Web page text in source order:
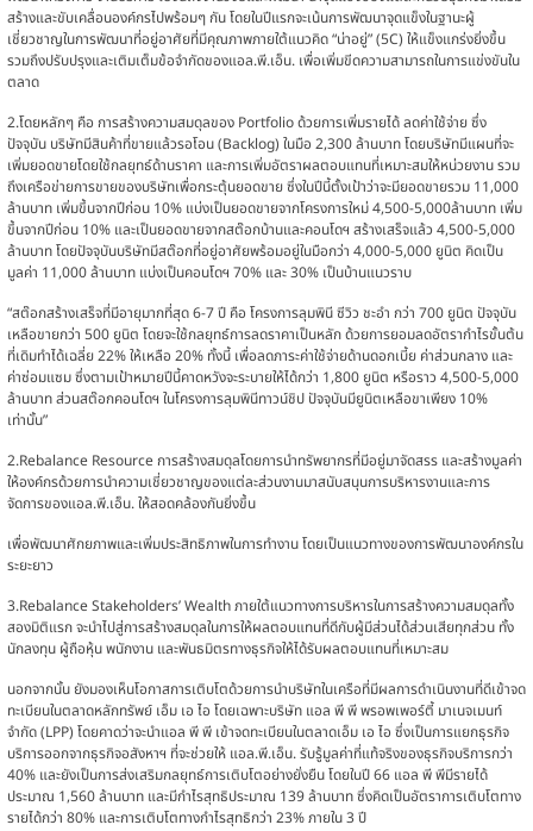
สร้างและขับเคลื่อนองค์กรไปพร้อมๆ กัน โดยในปีแรกจะเน้นการพัฒนาจุดแข็งในฐานะผู้
เชี่ยวชาญในการพัฒนาที่อยู่อาศัยที่มีคุณภาพภายใต้แนวคิด “น่าอยู่” (5C) ให้แข็งแกร่งยิ่งขึ้น
รวมถึงปรับปรุงและเติมเต็มข้อจำกัดของแอล.พี.เอ็น. เพื่อเพิ่มขีดความสามารถในการแข่งขันใน
ตลาด
2.โดยหลักๆ คือ การสร้างความสมดุลของ Portfolio ด้วยการเพิ่มรายได้ ลดค่าใช้จ่าย ซึ่ง
ปัจจุบัน บริษัทมีสินค้าที่ขายแล้วรอโอน (Backlog) ในมือ 2,300 ล้านบาท โดยบริษัทมีแผนที่จะ
เพิ่มยอดขายโดยใช้กลยุทธ์ด้านราคา และการเพิ่มอัตราผลตอบแทนที่เหมาะสมให้หน่วยงาน รวม
ถึงเครือข่ายการขายของบริษัทเพื่อกระตุ้นยอดขาย ซึ่งในปีนี้ตั้งเป้าว่าจะมียอดขายรวม 11,000
ล้านบาท เพิ่มขึ้นจากปีก่อน 10% แบ่งเป็นยอดขายจากโครงการใหม่ 4,500-5,000ล้านบาท เพิ่ม
ขึ้นจากปีก่อน 10% และเป็นยอดขายจากสต๊อกบ้านและคอนโดฯ สร้างเสร็จแล้ว 4,500-5,000
ล้านบาท โดยปัจจุบันบริษัทมีสต๊อกที่อยู่อาศัยพร้อมอยู่ในมือกว่า 4,000-5,000 ยูนิต คิดเป็น
มูลค่า 11,000 ล้านบาท แบ่งเป็นคอนโดฯ 70% และ 30% เป็นบ้านแนวราบ
“สต๊อกสร้างเสร็จที่มีอายุมากที่สุด 6-7 ปี คือ โครงการลุมพินี ซีวิว ชะอำ กว่า 700 ยูนิต ปัจจุบัน
เหลือขายกว่า 500 ยูนิต โดยจะใช้กลยุทธ์การลดราคาเป็นหลัก ด้วยการยอมลดอัตรากำไรขั้นต้น
ที่เดิมทำได้เฉลี่ย 22% ให้เหลือ 20% ทั้งนี้ เพื่อลดภาระค่าใช้จ่ายด้านดอกเบี้ย ค่าส่วนกลาง และ
ค่าซ่อมแซม ซึ่งตามเป้าหมายปีนี้คาดหวังจะระบายให้ได้กว่า 1,800 ยูนิต หรือราว 4,500-5,000
ล้านบาท ส่วนสต๊อกคอนโดฯ ในโครงการลุมพินีทาวน์ชิป ปัจจุบันมียูนิตเหลือขาเพียง 10%
เท่านั้น”
2.Rebalance Resource การสร้างสมดุลโดยการนำทรัพยากรที่มีอยู่มาจัดสรร และสร้างมูลค่า
ให้องค์กรด้วยการนำความเชี่ยวชาญของแต่ละส่วนงานมาสนับสนุนการบริหารงานและการ
จัดการของแอล.พี.เอ็น. ให้สอดคล้องกันยิ่งขึ้น
เพื่อพัฒนาศักยภาพและเพิ่มประสิทธิภาพในการทำงาน โดยเป็นแนวทางของการพัฒนาองค์กรใน
ระยะยาว
3.Rebalance Stakeholders’ Wealth ภายใต้แนวทางการบริหารในการสร้างความสมดุลทั้ง
สองมิติแรก จะนำไปสู่การสร้างสมดุลในการให้ผลตอบแทนที่ดีกับผู้มีส่วนได้ส่วนเสียทุกส่วน ทั้ง
นักลงทุน ผู้ถือหุ้น พนักงาน และพันธมิตรทางธุรกิจให้ได้รับผลตอบแทนที่เหมาะสม
นอกจากนั้น ยังมองเห็นโอกาสการเติบโตด้วยการนำบริษัทในเครือที่มีผลการดำเนินงานที่ดีเข้าจด
ทะเบียนในตลาดหลักทรัพย์ เอ็ม เอ ไอ โดยเฉพาะบริษัท แอล พี พี พรอพเพอร์ตี้ มาเนจเมนท์
จำกัด (LPP) โดยคาดว่าจะนำแอล พี พี เข้าจดทะเบียนในตลาดเอ็ม เอ ไอ ซึ่งเป็นการแยกธุรกิจ
บริการออกจากธุรกิจอสังหาฯ ที่จะช่วยให้ แอล.พี.เอ็น. รับรู้มูลค่าที่แท้จริงของธุรกิจบริการกว่า
40% และยังเป็นการส่งเสริมกลยุทธ์การเติบโตอย่างยั่งยืน โดยในปี 66 แอล พี พีมีรายได้
ประมาณ 1,560 ล้านบาท และมีกำไรสุทธิประมาณ 139 ล้านบาท ซึ่งคิดเป็นอัตราการเติบโตทาง
รายได้กว่า 80% และการเติบโตทางกำไรสุทธิกว่า 23% ภายใน 3 ปี